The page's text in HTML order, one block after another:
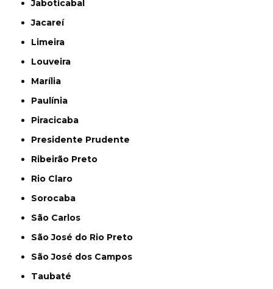
Jaboticabal
Jacareí
Limeira
Louveira
Marília
Paulínia
Piracicaba
Presidente Prudente
Ribeirão Preto
Rio Claro
Sorocaba
São Carlos
São José do Rio Preto
São José dos Campos
Taubaté